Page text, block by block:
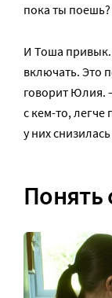
пока ты поешь?
И Тоша привык.
включать. Это
говорит Юлия.
с кем-то, легче
у них
Понять